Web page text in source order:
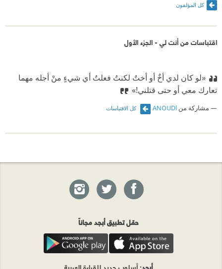
كل المؤلفون
اقتباسات من أنت لي - الجزء الأول
«لو كان لدي أخٌ أو أختٌ لكنتُ فعلتُ أي شيءٍ منْ أجله مهما
تعارك معي أو حتى قتلني!»
مشاركة من ANOUDl كل الاقتباسات
حمّل تطبيق أبجد مجاناً